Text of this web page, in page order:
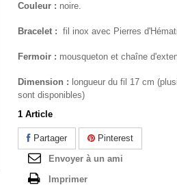
Couleur : noire.
Bracelet : fil inox avec Pierres
Fermoir : mousqueton et chaîne
Dimension : longueur du fil 17 cm
sont disponibles)
1 Article
Partager
Pinterest
Envoyer à un ami
Imprimer